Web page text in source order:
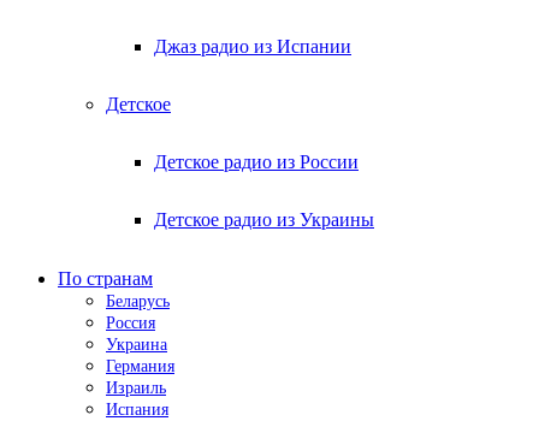
Джаз радио из Испании
Детское
Детское радио из России
Детское радио из Украины
По странам
Беларусь
Россия
Украина
Германия
Израиль
Испания